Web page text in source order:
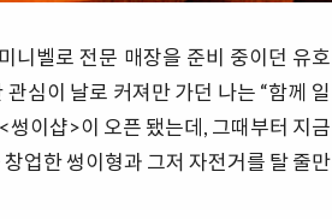
니벨로 전문 매장을 준비 중이던 유호
심이 날로 커져만 가던 나는 “함께 일
이샵>이 오픈 됐는데, 그때부터 지금
업한 썽이형과 그저 자전거를 탈 줄만